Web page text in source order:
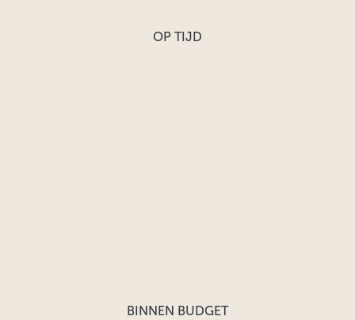
OP TIJD
BINNEN BUDGET